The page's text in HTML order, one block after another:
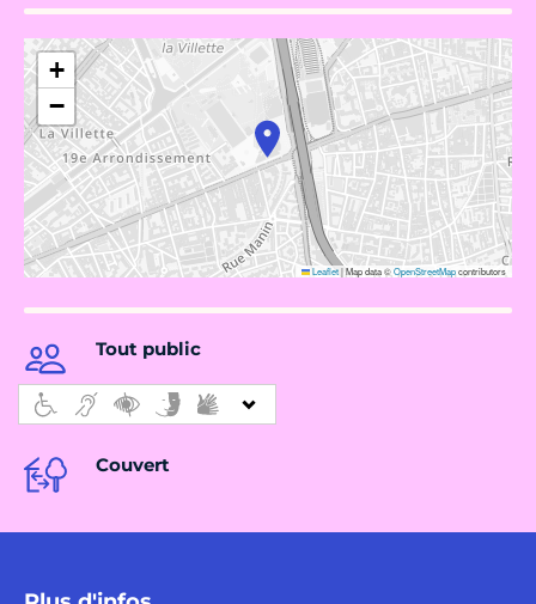
+
−
Leaflet|Map data ©OpenStreetMapcontributors
Tout public
Couvert